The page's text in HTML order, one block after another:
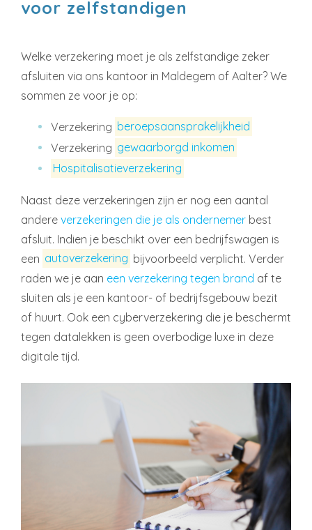
voor zelfstandigen
Welke verzekering moet je als zelfstandige zeker
afsluiten via ons kantoor in Maldegem of Aalter? We
sommen ze voor je op:
Verzekering beroepsaansprakelijkheid
Verzekering gewaarborgd inkomen
Hospitalisatieverzekering
Naast deze verzekeringen zijn er nog een aantal
andere verzekeringen die je als ondernemer best
afsluit. Indien je beschikt over een bedrijfswagen is
een autoverzekering bijvoorbeeld verplicht. Verder
raden we je aan een verzekering tegen brand af te
sluiten als je een kantoor- of bedrijfsgebouw bezit
of huurt. Ook een cyberverzekering die je beschermt
tegen datalekken is geen overbodige luxe in deze
digitale tijd.